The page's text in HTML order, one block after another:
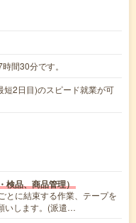
間30分です。
2日目)のスピード就業が可
検品、商品管理）
とに結束する作業、テープを
いします。(派遣…